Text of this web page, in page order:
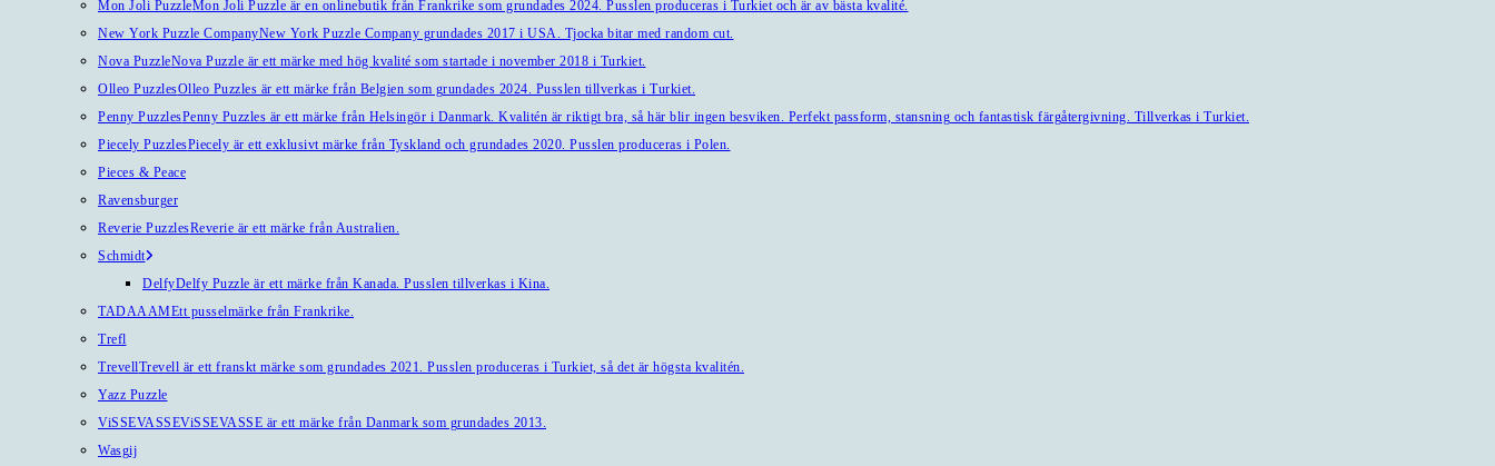
Mon Joli PuzzleMon Joli Puzzle är en onlinebutik från Frankrike som grundades 2024. Pusslen produceras i Turkiet och är av bästa kvalité.
New York Puzzle CompanyNew York Puzzle Company grundades 2017 i USA. Tjocka bitar med random cut.
Nova PuzzleNova Puzzle är ett märke med hög kvalité som startade i november 2018 i Turkiet.
Olleo PuzzlesOlleo Puzzles är ett märke från Belgien som grundades 2024. Pusslen tillverkas i Turkiet.
Penny PuzzlesPenny Puzzles är ett märke från Helsingör i Danmark. Kvalitén är riktigt bra, så här blir ingen besviken. Perfekt passform, stansning och fantastisk färgåtergivning. Tillverkas i Turkiet.
Piecely PuzzlesPiecely är ett exklusivt märke från Tyskland och grundades 2020. Pusslen produceras i Polen.
Pieces & Peace
Ravensburger
Reverie PuzzlesReverie är ett märke från Australien.
Schmidt
DelfyDelfy Puzzle är ett märke från Kanada. Pusslen tillverkas i Kina.
TADAAAMEtt pusselmärke från Frankrike.
Trefl
TrevellTrevell är ett franskt märke som grundades 2021. Pusslen produceras i Turkiet, så det är högsta kvalitén.
Yazz Puzzle
ViSSEVASSEViSSEVASSE är ett märke från Danmark som grundades 2013.
Wasgij